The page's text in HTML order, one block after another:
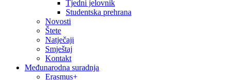
Tjedni jelovnik
Studentska prehrana
Novosti
Štete
Natječaji
Smještaj
Kontakt
Međunarodna suradnja
Erasmus+